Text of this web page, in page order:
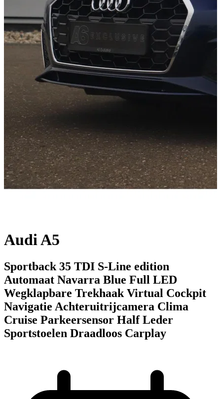
Audi A5
Sportback 35 TDI S-Line edition
Automaat Navarra Blue Full LED
Wegklapbare Trekhaak Virtual Cockpit
Navigatie Achteruitrijcamera Clima
Cruise Parkeersensor Half Leder
Sportstoelen Draadloos Carplay